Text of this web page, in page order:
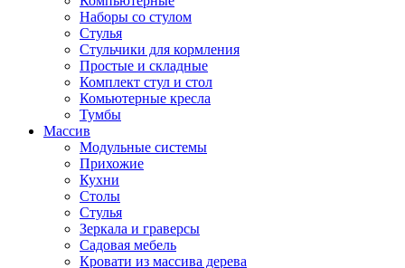
Наборы со стулом
Стулья
Стульчики для кормления
Простые и складные
Комплект стул и стол
Комьютерные кресла
Тумбы
Массив
Модульные системы
Прихожие
Кухни
Столы
Стулья
Зеркала и граверсы
Садовая мебель
Кровати из массива дерева